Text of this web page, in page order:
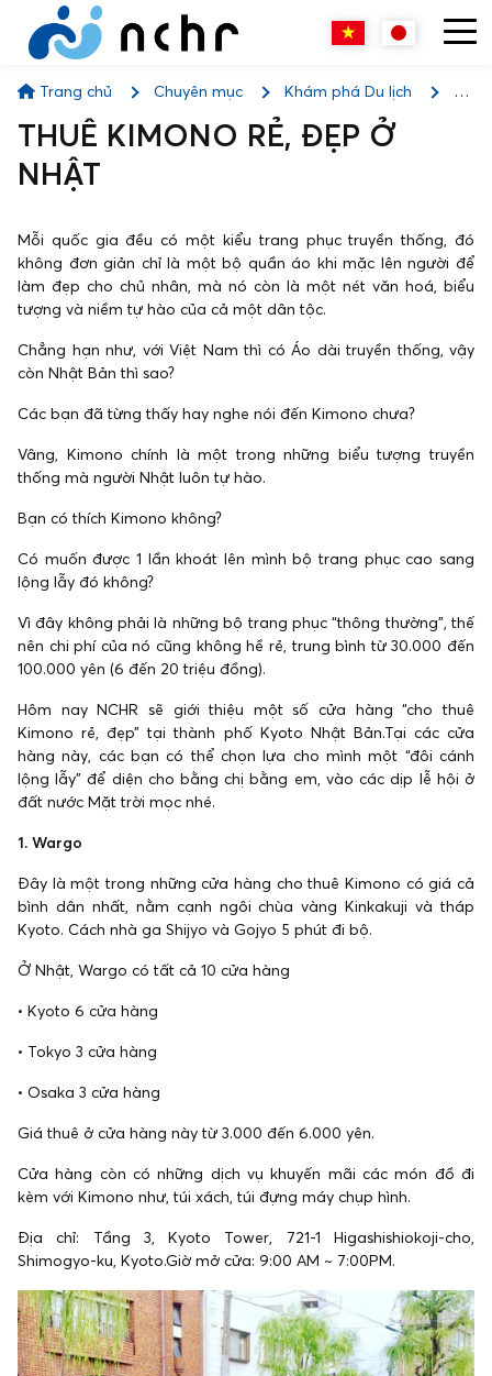
Trang chủ Chuyên mục
Khám phá Du lịch
THUÊ KIMONO RẺ, ĐẸP Ở NHẬT
THUÊ KIMONO RẺ, ĐẸP Ở
NHẬT
Mỗi quốc gia đều có một kiểu trang phục truyền thống, đó
không đơn giản chỉ là một bộ quần áo khi mặc lên người để
làm đẹp cho chủ nhân, mà nó còn là một nét văn hoá, biểu
tượng và niềm tự hào của cả một dân tộc.
Chẳng hạn như, với Việt Nam thì có Áo dài truyền thống, vậy
còn Nhật Bản thì sao?
Các bạn đã từng thấy hay nghe nói đến Kimono chưa?
Vâng, Kimono chính là một trong những biểu tượng truyền
thống mà người Nhật luôn tự hào.
Bạn có thích Kimono không?
Có muốn được 1 lần khoát lên mình bộ trang phục cao sang
lộng lẫy đó không?
Vì đây không phải là những bộ trang phục “thông thường”, thế
nên chi phí của nó cũng không hề rẻ, trung bình từ 30.000 đến
100.000 yên (6 đến 20 triệu đồng).
Hôm nay NCHR sẽ giới thiệu một số cửa hàng “cho thuê
Kimono rẻ, đẹp” tại thành phố Kyoto Nhật Bản.Tại các cửa
hàng này, các bạn có thể chọn lựa cho mình một “đôi cánh
lộng lẫy” để diện cho bằng chị bằng em, vào các dịp lễ hội ở
đất nước Mặt trời mọc nhé.
1. Wargo
Đây là một trong những cửa hàng cho thuê Kimono có giá cả
bình dân nhất, nằm cạnh ngôi chùa vàng Kinkakuji và tháp
Kyoto. Cách nhà ga Shijyo và Gojyo 5 phút đi bộ.
Ở Nhật, Wargo có tất cả 10 cửa hàng
• Kyoto 6 cửa hàng
• Tokyo 3 cửa hàng
• Osaka 3 cửa hàng
Giá thuê ở cửa hàng này từ 3.000 đến 6.000 yên.
Cửa hàng còn có những dịch vụ khuyến mãi các món đồ đi
kèm với Kimono như, túi xách, túi đựng máy chụp hình.
Địa chỉ: Tầng 3, Kyoto Tower, 721-1 Higashishiokoji-cho,
Shimogyo-ku, Kyoto.Giờ mở cửa: 9:00 AM ~ 7:00PM.